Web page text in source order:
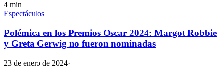
4 min
Espectáculos
Polémica en los Premios Oscar 2024: Margot Robbie
y Greta Gerwig no fueron nominadas
23 de enero de 2024·